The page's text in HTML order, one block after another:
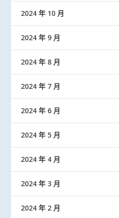
2024 年 10 月
2024 年 9 月
2024 年 8 月
2024 年 7 月
2024 年 6 月
2024 年 5 月
2024 年 4 月
2024 年 3 月
2024 年 2 月